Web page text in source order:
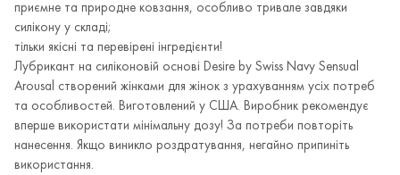
приємне та природне ковзання, особливо тривале завдяки
силікону у складі;
тільки якісні та перевірені інгредієнти!
Лубрикант на силіконовій основі Desire by Swiss Navy Sensual
Arousal створений жінками для жінок з урахуванням усіх потреб
та особливостей. Виготовлений у США. Виробник рекомендує
вперше використати мінімальну дозу! За потреби повторіть
нанесення. Якщо виникло роздратування, негайно припиніть
використання.